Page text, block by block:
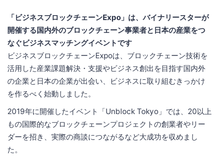
「ビジネスブロックチェーンExpo」は、バイナリースターが
開催する国内外のブロックチェーン事業者と日本の産業をつ
なぐビジネスマッチングイベントです
ビジネスブロックチェーンExpoは、ブロックチェーン技術を
活用した産業課題解決・支援やビジネス創出を目指す国内外
の企業と日本の企業が出会い、ビジネスに取り組むきっかけ
を作るべく始動しました。
2019年に開催したイベント「Unblock Tokyo」では、20以上
もの国際的なブロックチェーンプロジェクトの創業者やリー
ダーを招き、実際の商談につながるなど大成功を収めまし
た。